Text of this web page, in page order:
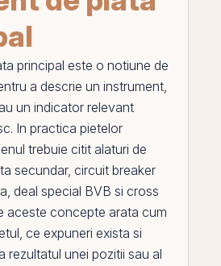
principal este o notiune de
a descrie un instrument,
un indicator relevant
In practica pietelor
trebuie citit alaturi de
secundar, circuit breaker
, deal special BVB si cross
aceste concepte arata cum
ce expuneri exista si
rezultatul unei pozitii sau al